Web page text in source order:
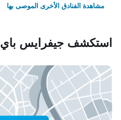
مشاهدة الفنادق الأخرى الموصى بها
استكشف جيفرايس باي